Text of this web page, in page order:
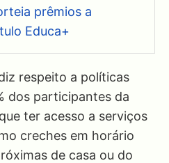
prêmios a
Educa+
respeito a políticas
dos participantes da
ter acesso a serviços
creches em horário
de casa ou do